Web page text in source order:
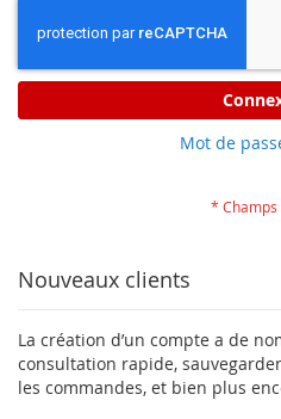
Mot de
Nouveaux clients
La création d’un compte a de
consultation rapide,
les commandes, et bien plus